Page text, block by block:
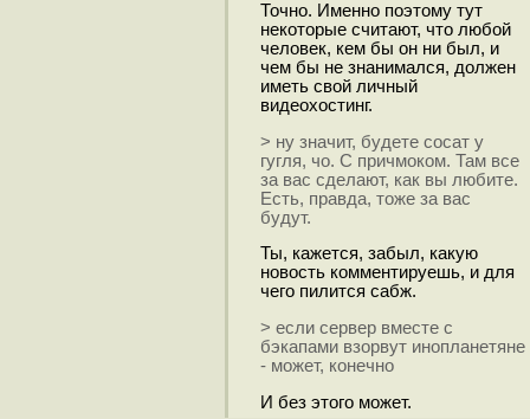
Точно. Именно поэтому тут
некоторые считают, что любой
человек, кем бы он ни был, и
чем бы не знанимался, должен
иметь свой личный
видеохостинг.
> ну значит, будете cocaт у
гугля, чо. С причмоком. Там все
за вас сделают, как вы любите.
Есть, правда, тоже за вас
будут.
Ты, кажется, забыл, какую
новость комментируешь, и для
чего пилится сабж.
> если сервер вместе с
бэкапами взорвут инопланетяне
- может, конечно
И без этого может.